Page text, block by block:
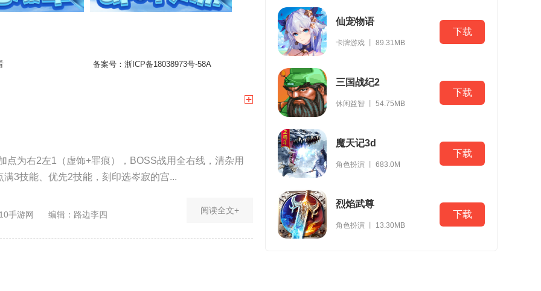
备案号： 浙ICP备18038973号-58A
点为右2左1（虚饰+罪痕），BOSS战用全右线，清杂用
满3技能、优先2技能，刻印选岑寂的宫...
手游网 编辑：路边李四 阅读全文+
仙宠物语
卡牌游戏 丨 89.31MB
下载
三国战纪2
休闲益智 丨 54.75MB
下载
魔天记3d
角色扮演 丨 683.0M
下载
烈焰武尊
角色扮演 丨 13.30MB
下载